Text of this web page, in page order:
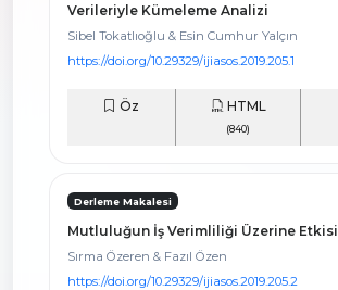
Verileriyle Kümeleme Analizi
Sibel Tokatlıoğlu & Esin Cumhur Yalçın
https://doi.org/10.29329/ijiasos.2019.205.1
Öz HTML
(840)
Derleme Makalesi
Mutluluğun İş Verimliliği Üzerine Etkisi
Sırma Özeren & Fazıl Özen
https://doi.org/10.29329/ijiasos.2019.205.2